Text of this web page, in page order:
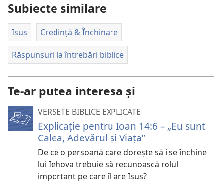
Subiecte similare
Isus Credință & Închinare
Răspunsuri la întrebări biblice
Te-ar putea interesa și
VERSETE BIBLICE EXPLICATE
Explicație pentru Ioan 14:6 – „Eu sunt
Calea, Adevărul și Viața”
De ce o persoană care dorește să i se închine
lui Iehova trebuie să recunoască rolul
important pe care îl are Isus?